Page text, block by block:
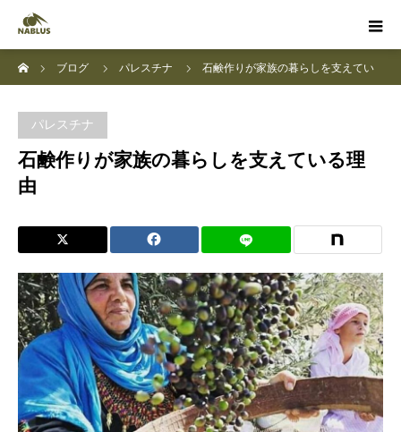
ブログ
パレスチナ 石鹸作りが家族の暮らしを支えてい
パレスチナ
石鹸作りが家族の暮らしを支えている理
由